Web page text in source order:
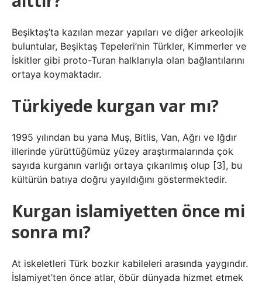
Beşiktaş’ta kazılan mezar yapıları ve diğer arkeolojik
buluntular, Beşiktaş Tepeleri’nin Türkler, Kimmerler ve
İskitler gibi proto-Turan halklarıyla olan bağlantılarını
ortaya koymaktadır.
Türkiyede kurgan var mı?
1995 yılından bu yana Muş, Bitlis, Van, Ağrı ve Iğdır
illerinde yürüttüğümüz yüzey araştırmalarında çok
sayıda kurganın varlığı ortaya çıkarılmış olup [3], bu
kültürün batıya doğru yayıldığını göstermektedir.
Kurgan islamiyetten önce mi
sonra mı?
At iskeletleri Türk bozkır kabileleri arasında yaygındır.
İslamiyet’ten önce atlar, öbür dünyada hizmet etmek